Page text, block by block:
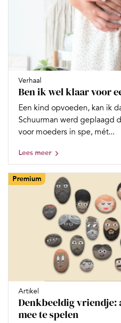
Verhaal
Ben ik wel klaar voor
Een kind opvoeden, kan ik
Schuurman werd geplaagd
voor moeders in spe, mét...
Lees meer
Premium
Artikel
Denkbeeldig vriendje:
mee te spelen